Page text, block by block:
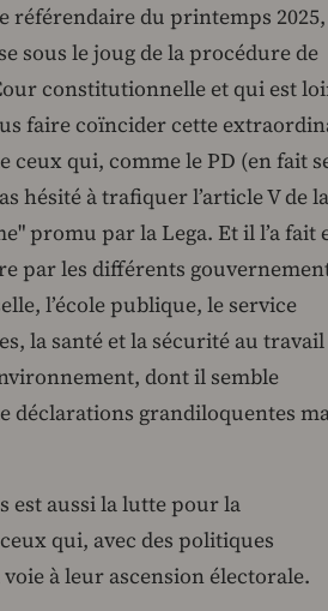
référendaire du printemps
sous le joug de la procédure de
constitutionnelle et qui est
faire coïncider cette
ceux qui, comme le PD (en fait
hésité à trafiquer l’article V de la
promu par la Lega. Et il l’a fait
par les différents
l’école publique, le service
la santé et la sécurité au travail
dont il semble
déclarations grandiloquentes
est aussi la lutte pour la
qui, avec des politiques
à leur ascension électorale.